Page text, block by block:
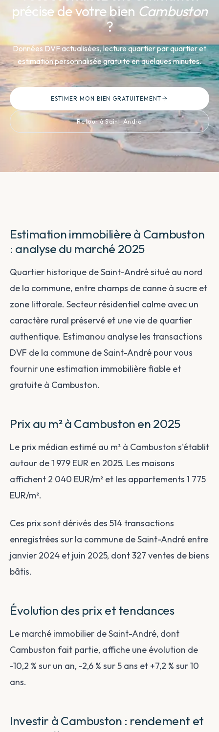
précise de votre bien Cambuston
?
Données DVF actualisées, lecture quartier par quartier et
estimation personnalisée gratuite en quelques minutes.
ESTIMER MON BIEN GRATUITEMENT
Retour à Saint-André
Estimation immobilière à Cambuston
: analyse du marché 2025
Quartier historique de Saint-André situé au nord
de la commune, entre champs de canne à sucre et
zone littorale. Secteur résidentiel calme avec un
caractère rural préservé et une vie de quartier
authentique. Estimanou analyse les transactions
DVF de la commune de Saint-André pour vous
fournir une estimation immobilière fiable et
gratuite à Cambuston.
Prix au m² à Cambuston en 2025
Le prix médian estimé au m² à Cambuston s'établit
autour de 1 979 EUR en 2025. Les maisons
affichent 2 040 EUR/m² et les appartements 1 775
EUR/m².
Ces prix sont dérivés des 514 transactions
enregistrées sur la commune de Saint-André entre
janvier 2024 et juin 2025, dont 327 ventes de biens
bâtis.
Évolution des prix et tendances
Le marché immobilier de Saint-André, dont
Cambuston fait partie, affiche une évolution de
-10,2 % sur un an, -2,6 % sur 5 ans et +7,2 % sur 10
ans.
Investir à Cambuston : rendement et